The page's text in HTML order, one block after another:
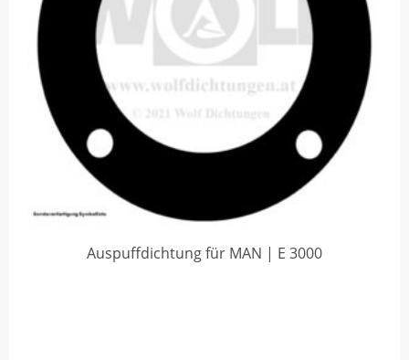
Auspuffdichtung für MAN | E 3000